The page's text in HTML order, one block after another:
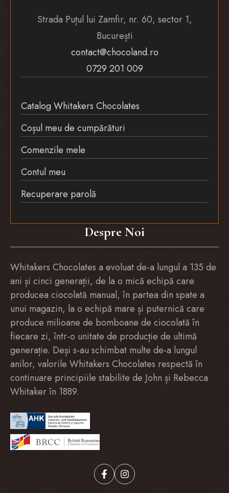
Despre Noi
Whitakers Chocolates a evoluat de-a lungul a 135 de
ani și cinci generații, de la o mică echipă care
producea ciocolată manual, în partea din spate a
unui magazin, la o echipă mare și puternică care
produce milioane de bomboane de ciocolată în
fiecare zi, într-o unitate de producție de ultimă
generație. Deși s-au schimbat multe de-a lungul
anilor, valorile Whitakers Chocolates respectă în
continuare principiile stabilite de John și Rebecca
Whitaker în 1889.
Strada Puțul lui Zamfir, nr. 60, sector 1,
București
contact@chocoland.ro
0729 201 009
Catalog Whitakers Chocolates
Coșul meu de cumpărături
Comenzile mele
Contul meu
Recuperare parolă